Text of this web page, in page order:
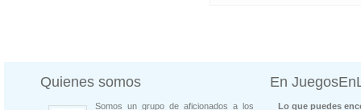
Quienes somos
Somos un grupo de aficionados a los
En
Lo que puedes